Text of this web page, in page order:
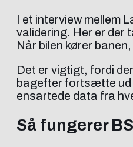
I et interview mellem
validering. Her er der
Når bilen kører
Det er vigtigt, fordi
bagefter fortsætte ud
ensartede data fra
Så fungerer